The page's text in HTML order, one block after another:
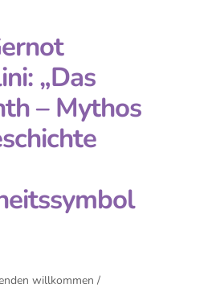
„Das
– Mythos
willkommen /